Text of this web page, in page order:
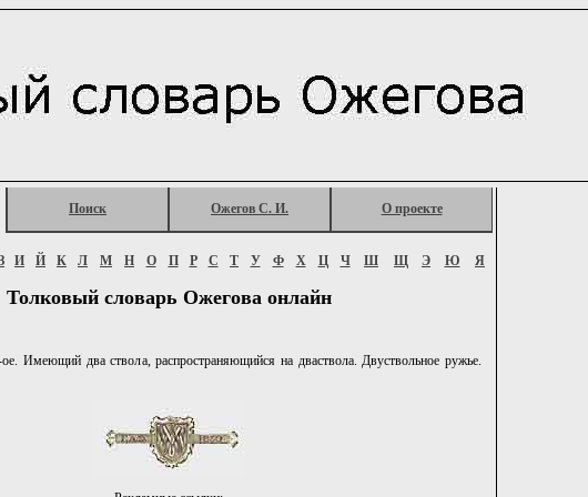
Поиск Ожегов С. И. О проекте
И Й К Л М Н О П Р С Т У Ф Х Ц Ч Ш Щ Э Ю Я
Толковый словарь Ожегова онлайн
два ствола, распространяющийся на дваствола. Двуствольное ружье.